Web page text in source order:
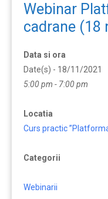
Webinar
cadrane (18
Data si ora
Date(s) - 18/11/2021
5:00 pm - 7:00 pm
Locatia
Curs practic
Categorii
Webinarii